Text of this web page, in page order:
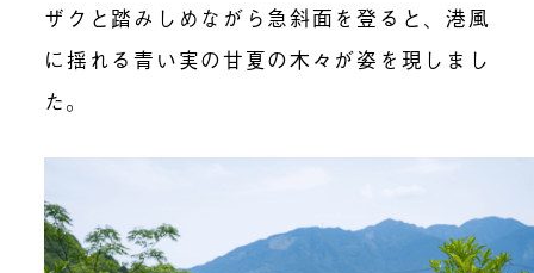
ザクと踏みしめながら急斜面を登ると、港風
に揺れる青い実の甘夏の木々が姿を現しまし
た。